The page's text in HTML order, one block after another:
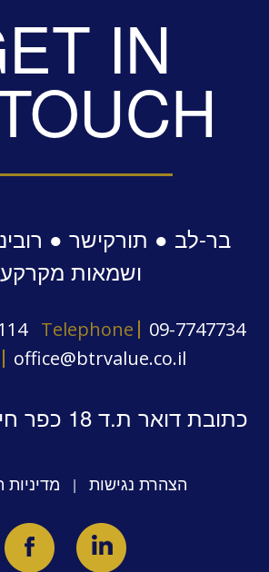
IN
בר-לב ● תורקישר ●
ושמאות
Telephone
09-7747734
office@btrvalue.co.il
כתובת דואר ת.ד 18 כפר חיים, 4294500
הצהרת נגישות |